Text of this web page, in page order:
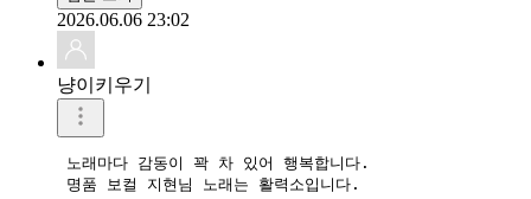
2026.06.06 23:02
냥이키우기
노래마다 감동이 꽉 차 있어 행복합니다.
명품 보컬 지현님 노래는 활력소입니다.